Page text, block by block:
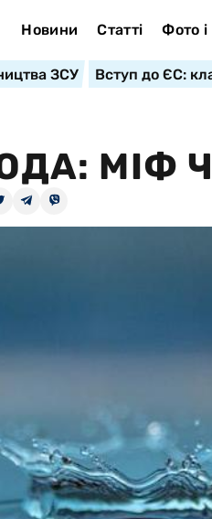
Новини Статті Фото і
ЗСУ Вступ до ЄС:
МІФ